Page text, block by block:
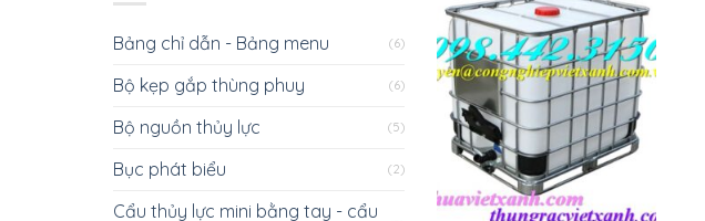
Bảng chỉ dẫn - Bảng menu (6)
Bộ kẹp gắp thùng phuy (6)
Bộ nguồn thủy lực (5)
Bục phát biểu (2)
Cẩu thủy lực mini bằng tay - cẩu